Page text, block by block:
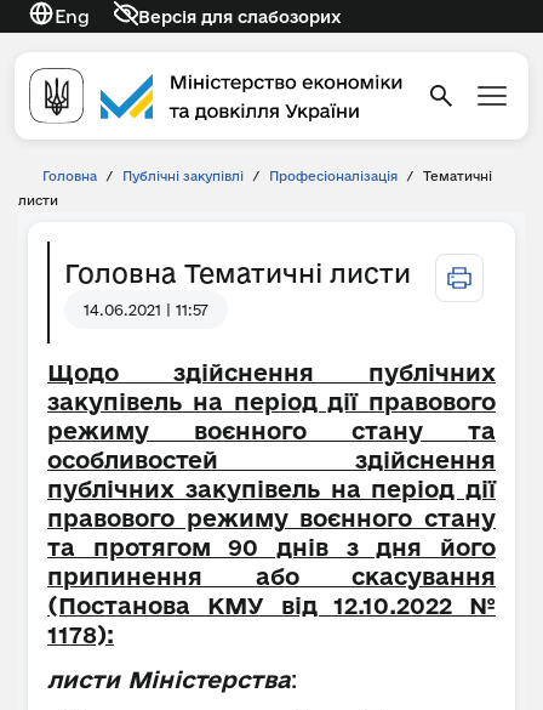
Eng Версія для слабозорих
Головна / Публічні закупівлі / Професіоналізація /
Тематичні
листи
Головна Тематичні листи
14.06.2021 | 11:57
Щодо здійснення публічних
закупівель на період дії правового
режиму воєнного стану та
особливостей здійснення
публічних закупівель на період дії
правового режиму воєнного стану
та протягом 90 днів з дня його
припинення або скасування
(Постанова КМУ від 12.10.2022 №
1178):
листи Міністерства: